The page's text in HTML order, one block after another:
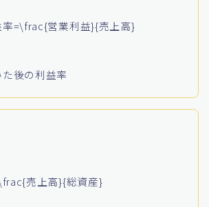
率=\frac{営業利益}{売上高}
後の利益率
売上高}{総資産}